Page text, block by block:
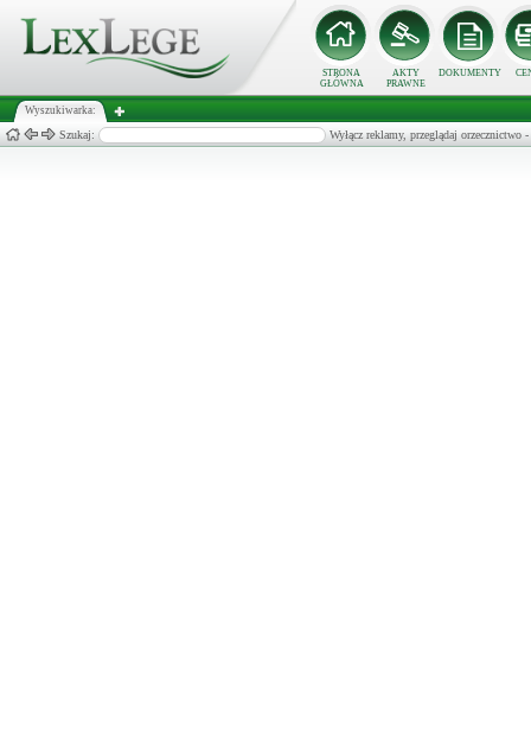
STRONA
GŁÓWNA
AKTY
PRAWNE
DOKUMENTY
Wyszukiwarka:
Szukaj: Wyłącz reklamy, przeglądaj